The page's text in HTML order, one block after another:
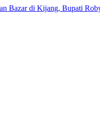
Bazar di Kijang, Bupati